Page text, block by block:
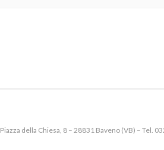
Piazza della Chiesa, 8 – 28831 Baveno (VB) – Tel.